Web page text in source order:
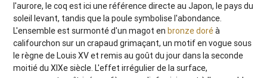
l'aurore, le coq est ici une référence directe au Japon, le pays du
soleil levant, tandis que la poule symbolise l'abondance.
L'ensemble est surmonté d'un magot enbronze doréà
califourchon sur un crapaud grimaçant, un motif en vogue sous
le règne de Louis XV et remis au goût du jour dans la seconde
moitié du XIXe siècle. L'effet irrégulier de la surface,